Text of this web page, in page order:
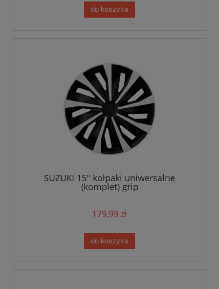
do koszyka
SUZUKI 15'' kołpaki uniwersalne
(komplet) grip
179,99 zł
do koszyka